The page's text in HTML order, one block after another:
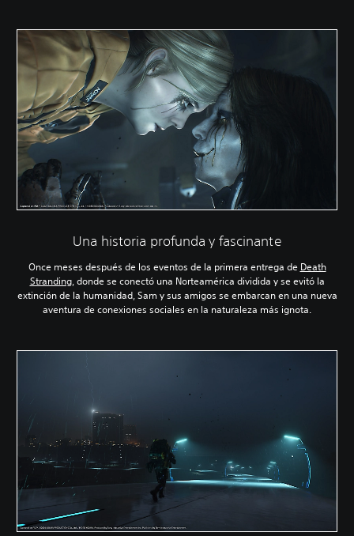
Una historia profunda y fascinante
Once meses después de los eventos de la primera entrega de Death
Stranding, donde se conectó una Norteamérica dividida y se evitó la
extinción de la humanidad, Sam y sus amigos se embarcan en una nueva
aventura de conexiones sociales en la naturaleza más ignota.